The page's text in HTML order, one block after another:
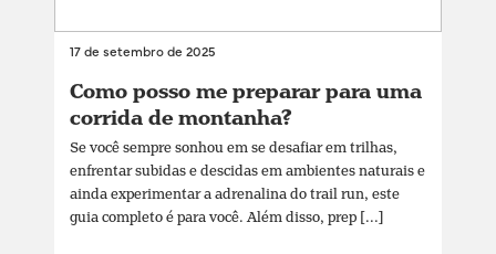
17 de setembro de 2025
Como posso me preparar para uma
corrida de montanha?
Se você sempre sonhou em se desafiar em trilhas,
enfrentar subidas e descidas em ambientes naturais e
ainda experimentar a adrenalina do trail run, este
guia completo é para você. Além disso, prep [...]